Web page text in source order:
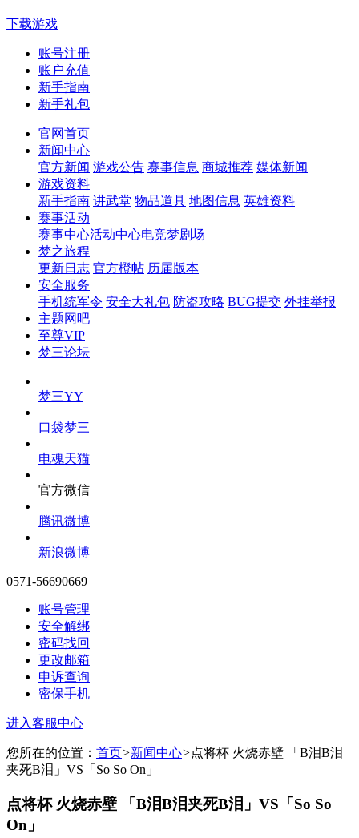
下载游戏
账号注册
账户充值
新手指南
新手礼包
官网首页
新闻中心
官方新闻 游戏公告 赛事信息 商城推荐 媒体新闻
游戏资料
新手指南 讲武堂 物品道具 地图信息 英雄资料
赛事活动
赛事中心活动中心电竞梦剧场
梦之旅程
更新日志 官方橙帖 历届版本
安全服务
手机统军令 安全大礼包 防盗攻略 BUG提交 外挂举报
主题网吧
至尊VIP
梦三论坛
梦三YY
口袋梦三
电魂天猫
官方微信
腾讯微博
新浪微博
0571-56690669
账号管理
安全解绑
密码找回
更改邮箱
申诉查询
密保手机
进入客服中心
您所在的位置： 首页>新闻中心>点将杯 火烧赤壁 「B泪B泪
夹死B泪」VS「So So On」
点将杯 火烧赤壁 「B泪B泪夹死B泪」VS「So So
On」